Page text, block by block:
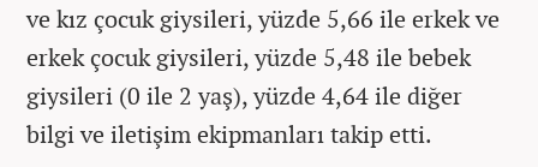
ve kız çocuk giysileri, yüzde 5,66 ile erkek ve
erkek çocuk giysileri, yüzde 5,48 ile bebek
giysileri (0 ile 2 yaş), yüzde 4,64 ile diğer
bilgi ve iletişim ekipmanları takip etti.